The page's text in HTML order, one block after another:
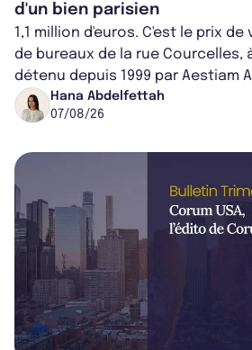
d'un bien parisien
1,1 million d'euros. C'est le prix
de bureaux de la rue Courcelles,
détenu depuis 1999 par Aestiam
cédé avec une plus-value...
Hana Abdelfettah
07/08/26